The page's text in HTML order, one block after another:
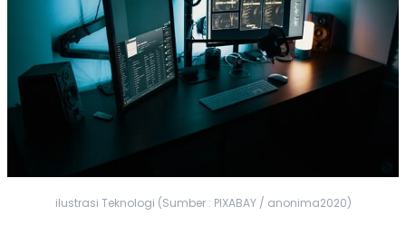
ilustrasi Teknologi (Sumber : PIXABAY / anonima2020)